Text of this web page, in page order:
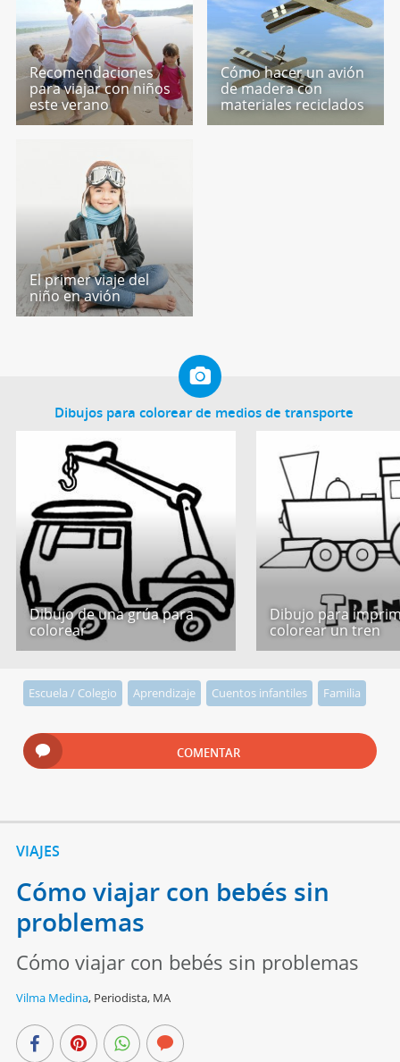
Recomendaciones
para viajar con niños
este verano
Cómo hacer un avión
de madera con
materiales reciclados
El primer viaje del
niño en avión
Dibujos para colorear de medios de transporte
Dibujo de una grúa para
colorear
Dibujo para
colorear un tren
Escuela / Colegio Aprendizaje Cuentos infantiles Familia
COMENTAR
VIAJES
Cómo viajar con bebés sin
problemas
Cómo viajar con bebés sin problemas
Vilma Medina, Periodista, MA